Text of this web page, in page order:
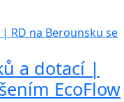
a dotací |
EcoFlow